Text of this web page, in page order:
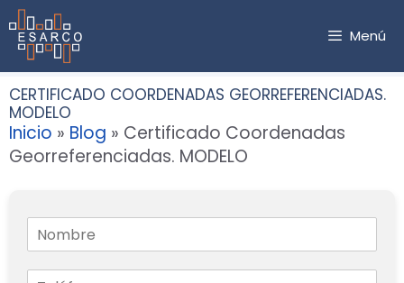
Saltar
al
contenido
Menú
CERTIFICADO COORDENADAS GEORREFERENCIADAS.
MODELO
Inicio » Blog » Certificado Coordenadas
Georreferenciadas. MODELO